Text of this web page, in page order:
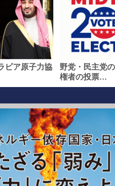
ビア原子力協
野党・民主党
権者の投票…